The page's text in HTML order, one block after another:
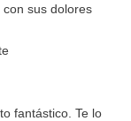
sus dolores
fantástico. Te lo